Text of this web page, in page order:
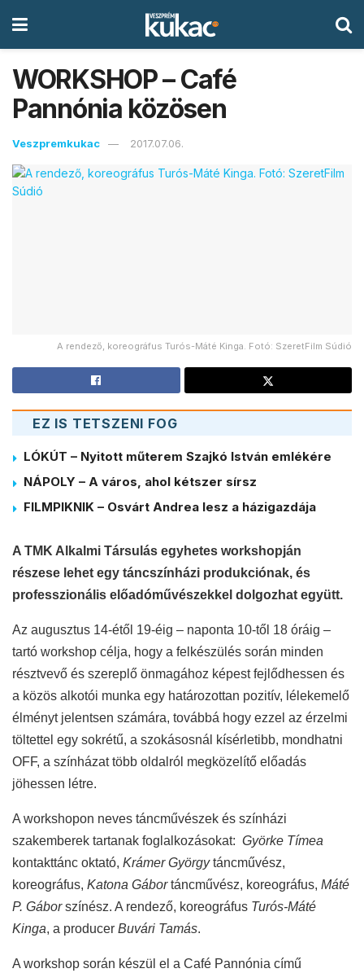
WORKSHOP – Café
Pannónia közösen
Veszpremkukac 2017.07.06.
A rendező, koreográfus Turós-Máté Kinga. Fotó: SzeretFilm Súdió
EZ IS TETSZENI FOG
LÓKÚT – Nyitott műterem Szajkó István emlékére
NÁPOLY – A város, ahol kétszer sírsz
FILMPIKNIK – Osvárt Andrea lesz a házigazdája
A TMK Alkalmi Társulás egyhetes workshopján
részese lehet egy táncszínházi produkciónak, és
professzionális előadóművészekkel dolgozhat együtt.
Az augusztus 14-étől 19-éig – naponta 10-től 18 óráig –
tartó workshop célja, hogy a felkészülés során minden
résztvevő és szereplő önmagához képest fejlődhessen és
a közös alkotói munka egy határozottan pozitív, lélekemelő
élményt jelentsen számára, továbbá hogy ezzel az érzelmi
töltettel egy sokrétű, a szokásosnál kísérletibb, mondhatni
OFF, a színházat több oldalról megközelítő előadás
jöhessen létre.
A workshopon neves táncművészek és színházi
szakemberek tartanak foglalkozásokat: Györke Tímea
kontakttánc oktató, Krámer Györgytáncművész,
koreográfus, Katona Gábortáncművész, koreográfus, Máté
P. Gáborszínész. A rendező, koreográfus Turós-Máté
Kinga, a producer Buvári Tamás.
A workshop során készül el a Café Pannónia című